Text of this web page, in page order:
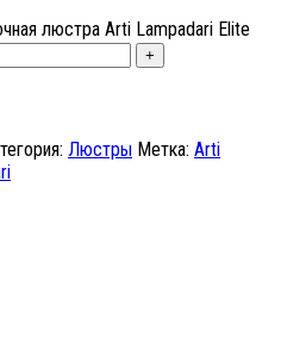
люстра Arti Lampadari Elite
Люстры Метка: Arti